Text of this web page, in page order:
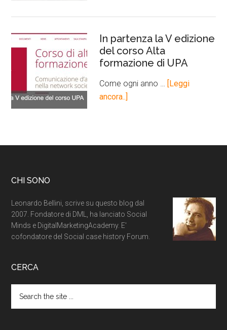
In partenza la V edizione
del corso Alta
formazione di UPA
Come ogni anno …
[Leggi
ancora..]
CHI SONO
Leonardo Bellini, scrive su questo blog dal
2007. Fondatore di DML, ha lanciato Social
Minds e DigitalMarketingAcademy. E'
cofondatore del Social case history Forum.
CERCA